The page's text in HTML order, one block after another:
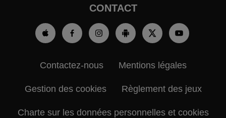
CONTACT
Contactez-nous Mentions légales
Gestion des cookies Règlement des jeux
Charte sur les données personnelles et cookies